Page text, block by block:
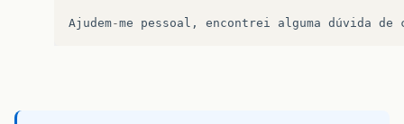
Ajudem-me pessoal , encontrei alguma dúvida de